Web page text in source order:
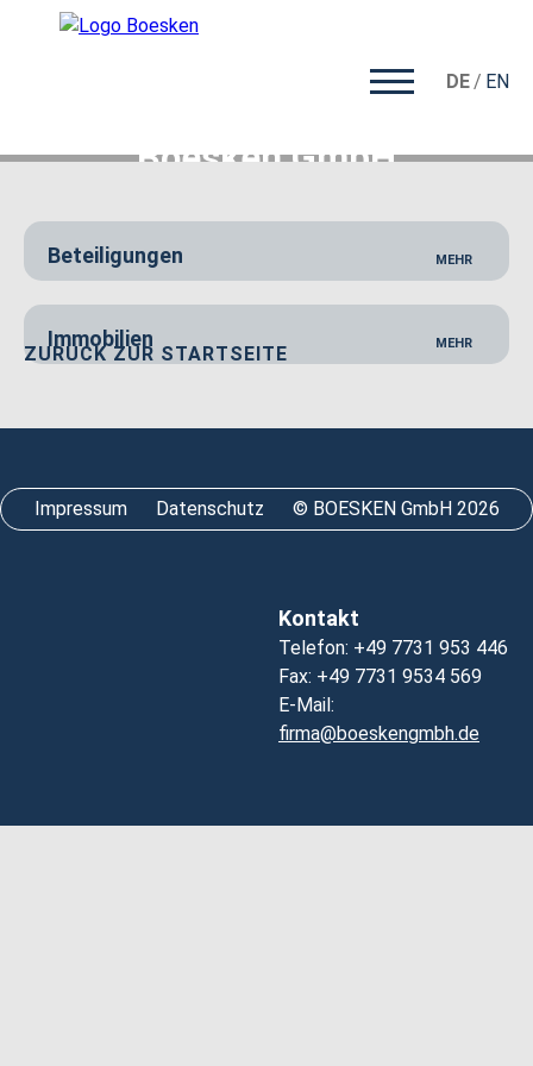
DE EN
Boesken GmbH
Navigation
überspringen
Beteiligungen
Immobilien
ZURÜCK ZUR STARTSEITE
Impressum Datenschutz © BOESKEN GmbH 2026
Kontakt
Telefon: +49 7731 953 446
Fax: +49 7731 9534 569
E-Mail:
firma@boeskengmbh.de